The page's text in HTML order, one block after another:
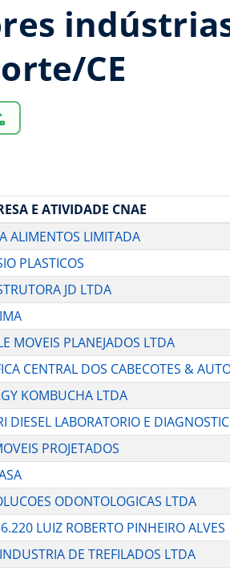
CE
E ATIVIDADE CNAE
ALIMENTOS LIMITADA
PLASTICOS
JD LTDA
MOVEIS PLANEJADOS LTDA
CENTRAL DOS CABECOTES &
KOMBUCHA LTDA
DIESEL LABORATORIO E
PROJETADOS
ODONTOLOGICAS LTDA
LUIZ ROBERTO PINHEIRO ALVES
DE TREFILADOS LTDA